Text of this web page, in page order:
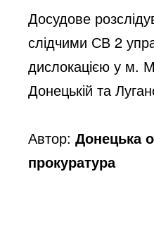
Досудове
слідчими СВ 2
дислокацією у м.
Донецькій та
Автор:Донецька
прокуратура